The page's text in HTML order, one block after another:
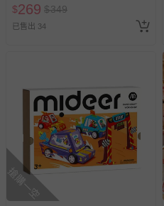
$269 $349
已售出 34
搶購一空